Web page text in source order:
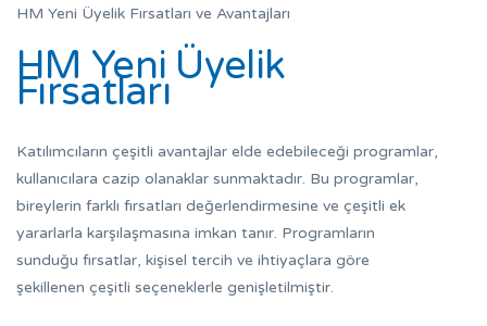
HM Yeni Üyelik Fırsatları ve Avantajları
HM Yeni Üyelik
Fırsatları
Katılımcıların çeşitli avantajlar elde edebileceği programlar,
kullanıcılara cazip olanaklar sunmaktadır. Bu programlar,
bireylerin farklı fırsatları değerlendirmesine ve çeşitli ek
yararlarla karşılaşmasına imkan tanır. Programların
sunduğu fırsatlar, kişisel tercih ve ihtiyaçlara göre
şekillenen çeşitli seçeneklerle genişletilmiştir.